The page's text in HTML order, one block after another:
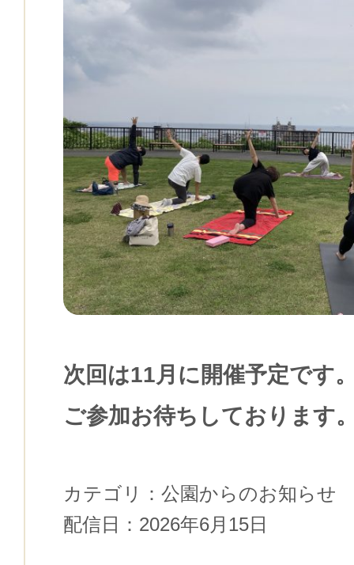
次回は11月に開催予定です
ご参加お待ちしております
カテゴリ： 公園からのお知らせ
配信日： 2026年6月15日